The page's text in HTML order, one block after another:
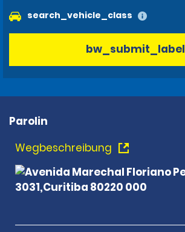
search_vehicle_class
bw_submit_label
Parolin
Wegbeschreibung